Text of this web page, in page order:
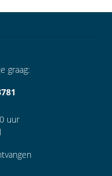
graag:
uur